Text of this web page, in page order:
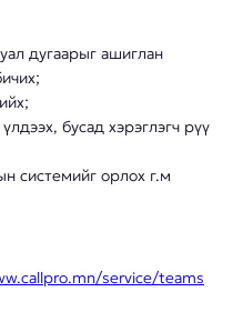
дугаарыг ашиглан
бусад хэрэглэгч рүү
системийг орлох г.м
service/teams